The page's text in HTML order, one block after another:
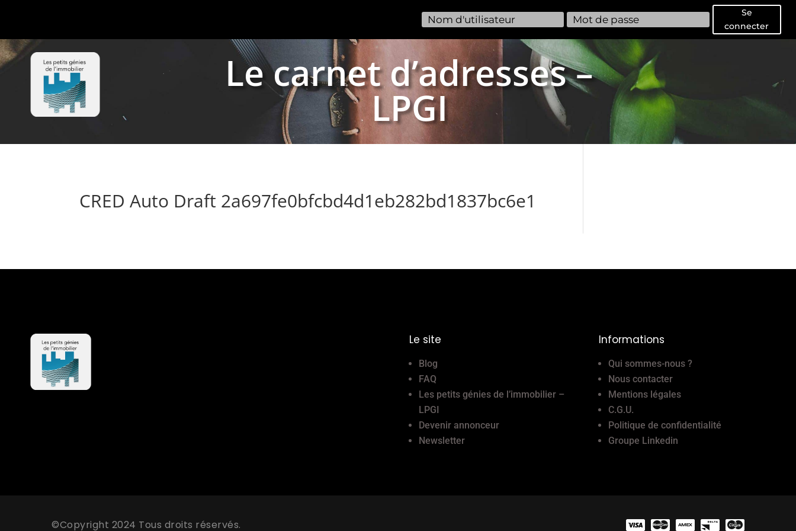
Se
connecter
Le carnet d’adresses –
LPGI
CRED Auto Draft 2a697fe0bfcbd4d1eb282bd1837bc6e1
Le site
Blog
FAQ
Les petits génies de l’immobilier –
LPGI
Devenir annonceur
Newsletter
Informations
Qui sommes-nous ?
Nous contacter
Mentions légales
C.G.U.
Politique de confidentialité
Groupe Linkedin
©Copyright 2024 Tous droits réservés.